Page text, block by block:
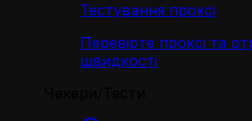
Тестування проксі
Перевірте проксі та
швидкості